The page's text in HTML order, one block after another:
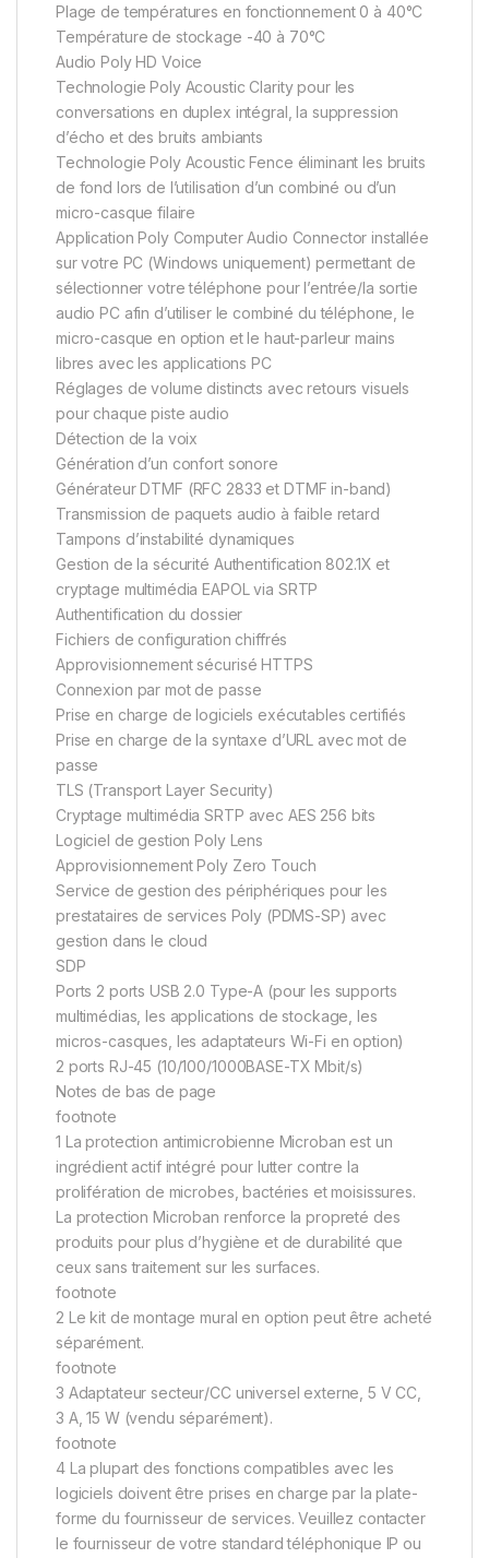
Plage de températures en fonctionnement 0 à 40°C
Température de stockage -40 à 70°C
Audio Poly HD Voice
Technologie Poly Acoustic Clarity pour les
conversations en duplex intégral, la suppression
d’écho et des bruits ambiants
Technologie Poly Acoustic Fence éliminant les bruits
de fond lors de l’utilisation d’un combiné ou d’un
micro-casque filaire
Application Poly Computer Audio Connector installée
sur votre PC (Windows uniquement) permettant de
sélectionner votre téléphone pour l’entrée/la sortie
audio PC afin d’utiliser le combiné du téléphone, le
micro-casque en option et le haut-parleur mains
libres avec les applications PC
Réglages de volume distincts avec retours visuels
pour chaque piste audio
Détection de la voix
Génération d’un confort sonore
Générateur DTMF (RFC 2833 et DTMF in-band)
Transmission de paquets audio à faible retard
Tampons d’instabilité dynamiques
Gestion de la sécurité Authentification 802.1X et
cryptage multimédia EAPOL via SRTP
Authentification du dossier
Fichiers de configuration chiffrés
Approvisionnement sécurisé HTTPS
Connexion par mot de passe
Prise en charge de logiciels exécutables certifiés
Prise en charge de la syntaxe d’URL avec mot de
passe
TLS (Transport Layer Security)
Cryptage multimédia SRTP avec AES 256 bits
Logiciel de gestion Poly Lens
Approvisionnement Poly Zero Touch
Service de gestion des périphériques pour les
prestataires de services Poly (PDMS-SP) avec
gestion dans le cloud
SDP
Ports 2 ports USB 2.0 Type-A (pour les supports
multimédias, les applications de stockage, les
micros-casques, les adaptateurs Wi-Fi en option)
2 ports RJ-45 (10/100/1000BASE-TX Mbit/s)
Notes de bas de page
footnote
1 La protection antimicrobienne Microban est un
ingrédient actif intégré pour lutter contre la
prolifération de microbes, bactéries et moisissures.
La protection Microban renforce la propreté des
produits pour plus d’hygiène et de durabilité que
ceux sans traitement sur les surfaces.
footnote
2 Le kit de montage mural en option peut être acheté
séparément.
footnote
3 Adaptateur secteur/CC universel externe, 5 V CC,
3 A, 15 W (vendu séparément).
footnote
4 La plupart des fonctions compatibles avec les
logiciels doivent être prises en charge par la plate-
forme du fournisseur de services. Veuillez contacter
le fournisseur de votre standard téléphonique IP ou